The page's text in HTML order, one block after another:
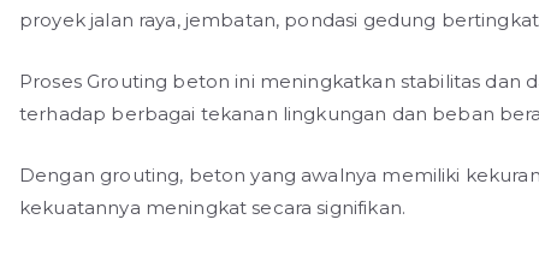
proyek jalan raya, jembatan, pondasi gedung
Proses Grouting beton ini meningkatkan stabilitas dan
terhadap berbagai tekanan lingkungan dan beban
Dengan grouting, beton yang awalnya memiliki
kekuatannya meningkat secara signifikan.